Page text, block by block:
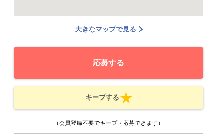
大きなマップで見る
応募する
キープする
（会員登録不要でキープ・応募できます）